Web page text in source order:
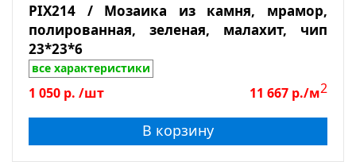
PIX214 / Мозаика из камня, мрамор,
полированная, зеленая, малахит, чип
23*23*6
все характеристики
1 050 р. /шт 11 667 р./м2
В корзину